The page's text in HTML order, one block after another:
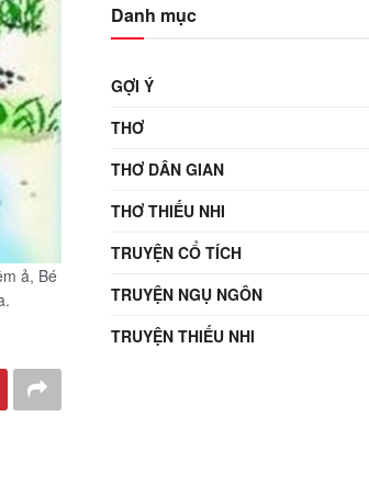
ả, Bé
Danh mục
GỢI Ý
THƠ
THƠ DÂN GIAN
THƠ THIẾU NHI
TRUYỆN CỔ TÍCH
TRUYỆN NGỤ NGÔN
TRUYỆN THIẾU NHI